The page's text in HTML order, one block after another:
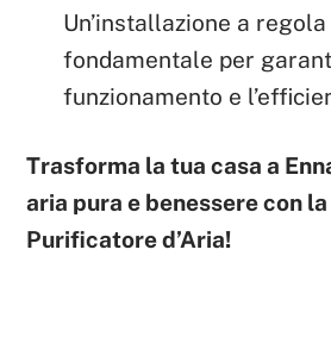
Un’installazione a regola
fondamentale per
funzionamento e
Trasforma la tua casa a
aria pura e benessere con
Purificatore d’Aria!